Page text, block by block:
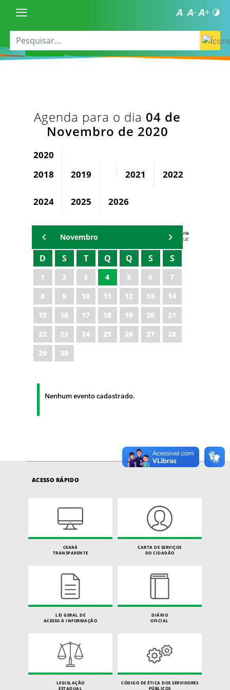
Agenda para o dia 04 de
Novembro de 2020
2020
2018
2019 2021 2022
2024 2025 2026
Agenda do Secretário
Zezinho Albuquerque
Novembro
D S T Q Q S S
1 2 3 4 5 6
7
8
9 10 11 12 13
14
15
16 17 18 19 20
21
22
23 24 25 26 27
28
29
30
Nenhum evento cadastrado.
ACESSO RÁPIDO
CEARÁ
TRANSPARENTE
CARTA DE SERVIÇOS
DO CIDADÃO
LEI GERAL DE
ACESSO À INFORMAÇÃO
DIÁRIO
OFICIAL
LEGISLAÇÃO
ESTADUAL
CÓDIGO DE ÉTICA DOS SERVIDORES
PÚBLICOS